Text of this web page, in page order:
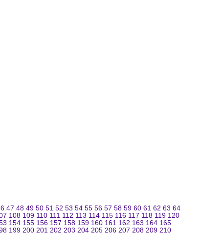
47 48 49 50 51 52 53 54 55 56 57 58 59 60 61 62 63 64
108 109 110 111 112 113 114 115 116 117 118 119 120
154 155 156 157 158 159 160 161 162 163 164 165
199 200 201 202 203 204 205 206 207 208 209 210